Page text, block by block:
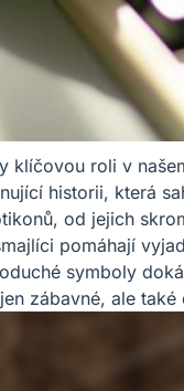
klíčovou roli v
historii, která
od jejich
pomáhají
symboly
zábavné, ale